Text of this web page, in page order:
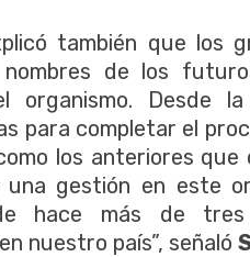
también que los
de los
organismo. Desde
para completar el
los anteriores que
gestión en este
hace más de
nuestro país”, señaló